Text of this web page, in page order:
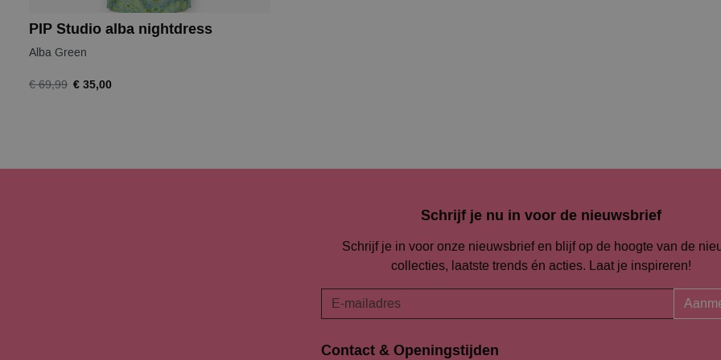
PIP Studio alba nightdress
Alba Green
€ 69,99 € 35,00
Schrijf je nu in voor de nieuwsbrief
Schrijf je in voor onze nieuwsbrief en blijf op de hoogte van de
collecties, laatste trends én acties. Laat je inspireren!
Contact & Openingstijden